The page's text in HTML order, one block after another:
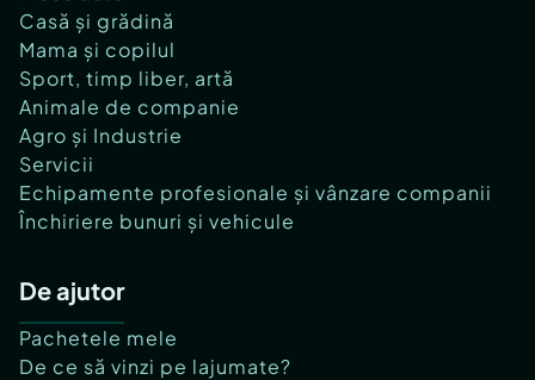
Casă și grădină
Mama și copilul
Sport, timp liber, artă
Animale de companie
Agro și Industrie
Servicii
Echipamente profesionale și vânzare companii
Închiriere bunuri și vehicule
De ajutor
Pachetele mele
De ce să vinzi pe lajumate?